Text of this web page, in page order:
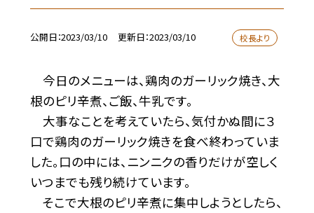
公開日 2023/03/10 更新日 2023/03/10 校長より
今日のメニューは、鶏肉のガーリック焼き、大
根のピリ辛煮、ご飯、牛乳です。
大事なことを考えていたら、気付かぬ間に３
口で鶏肉のガーリック焼きを食べ終わっていま
した。口の中には、ニンニクの香りだけが空しく
いつまでも残り続けています。
そこで大根のピリ辛煮に集中しようとしたら、